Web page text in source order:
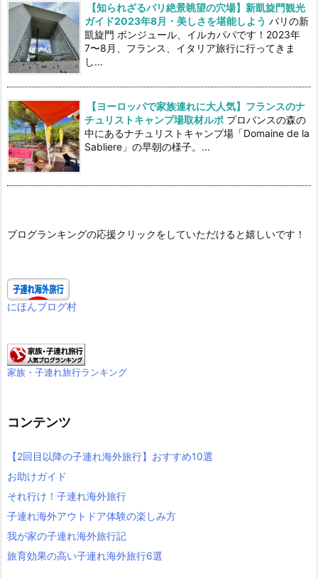
【知られざるパリ絶景眺望の穴場】新凱旋門観光
ガイド2023年8月・美しさを堪能しよう パリの新
凱旋門 ボンジュール、イルカパパです！2023年
7〜8月、フランス、イタリア旅行に行ってきま
し...
【ヨーロッパで家族連れに大人気】フランスのナ
チュリストキャンプ場取材ルポ プロバンスの森の
中にあるナチュリストキャンプ場「Domaine de la
Sabliere」の早朝の様子。...
ブログランキングの応援クリックをしていただけると嬉しいです！
にほんブログ村
家族・子連れ旅行ランキング
コンテンツ
【2回目以降の子連れ海外旅行】おすすめ10選
お助けガイド
それ行け！子連れ海外旅行
子連れ海外アウトドア体験の楽しみ方
我が家の子連れ海外旅行記
旅育効果の高い子連れ海外旅行6選